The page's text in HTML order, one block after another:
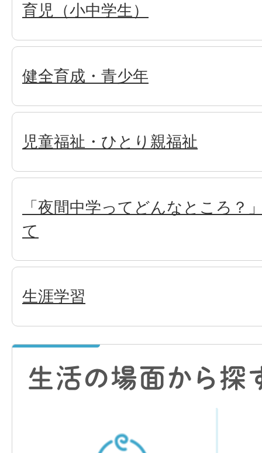
育児（小中学生）
健全育成・青少年
児童福祉・ひとり親福祉
「夜間中学ってどんなところ？
て
生涯学習